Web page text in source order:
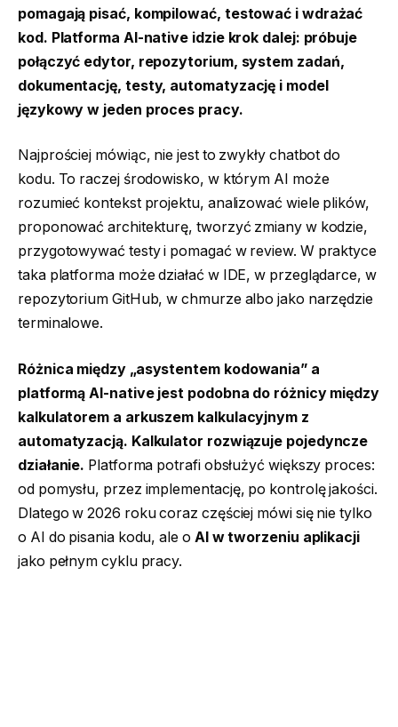
pomagają pisać, kompilować, testować i wdrażać
kod. Platforma AI-native idzie krok dalej: próbuje
połączyć edytor, repozytorium, system zadań,
dokumentację, testy, automatyzację i model
językowy w jeden proces pracy.
Najprościej mówiąc, nie jest to zwykły chatbot do
kodu. To raczej środowisko, w którym AI może
rozumieć kontekst projektu, analizować wiele plików,
proponować architekturę, tworzyć zmiany w kodzie,
przygotowywać testy i pomagać w review. W praktyce
taka platforma może działać w IDE, w przeglądarce, w
repozytorium GitHub, w chmurze albo jako narzędzie
terminalowe.
Różnica między „asystentem kodowania” a
platformą AI-native jest podobna do różnicy między
kalkulatorem a arkuszem kalkulacyjnym z
automatyzacją. Kalkulator rozwiązuje pojedyncze
działanie. Platforma potrafi obsłużyć większy proces:
od pomysłu, przez implementację, po kontrolę jakości.
Dlatego w 2026 roku coraz częściej mówi się nie tylko
o AI do pisania kodu, ale o AI w tworzeniu aplikacji
jako pełnym cyklu pracy.